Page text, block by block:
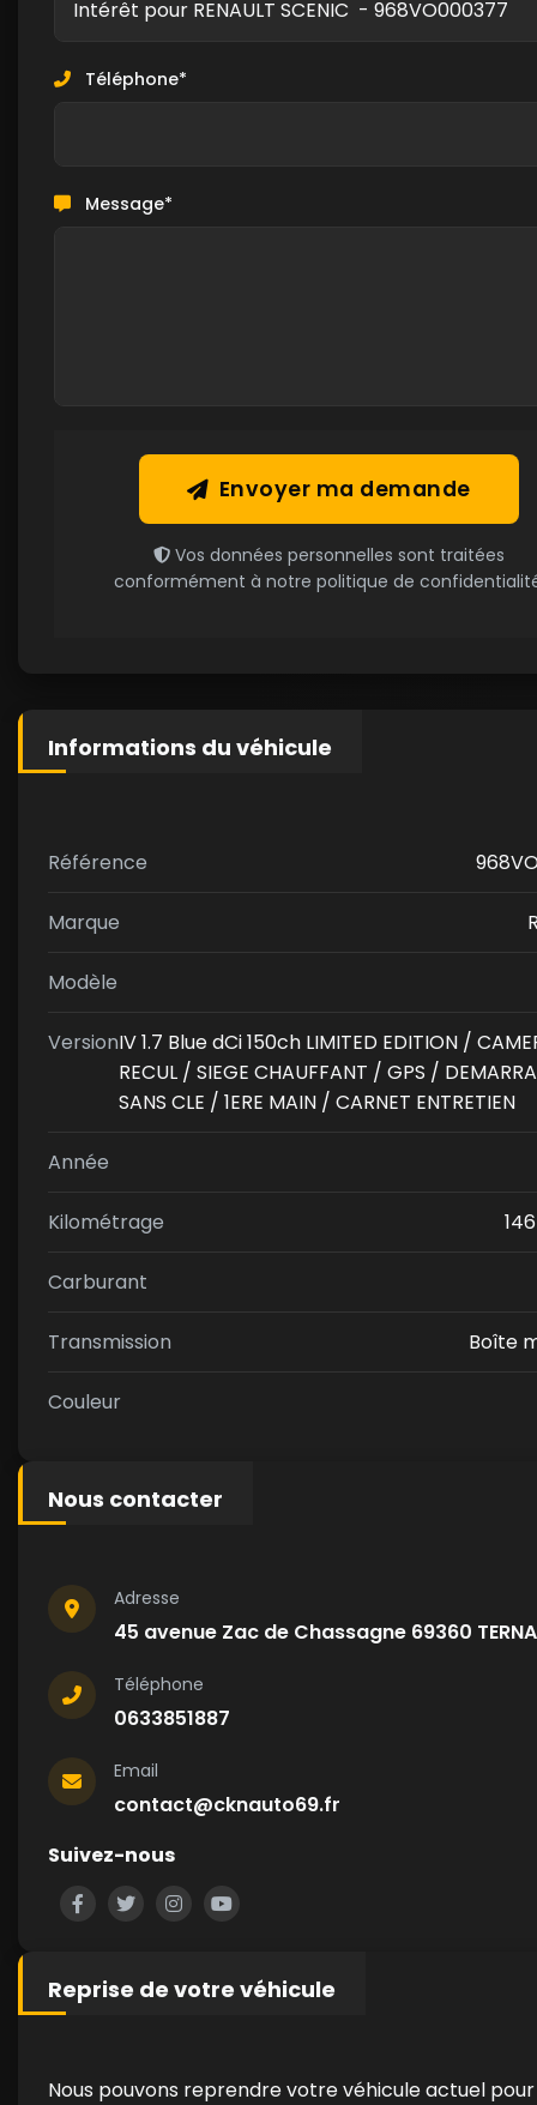
Téléphone*
Message*
Envoyer ma demande
Vos données personnelles sont traitées
conformément à notre politique de
Informations du véhicule
Référence
Marque
Modèle
VersionIV 1.7 Blue dCi 150ch LIMITED EDITION /
RECUL / SIEGE CHAUFFANT / GPS /
SANS CLE / 1ERE MAIN / CARNET ENTRETIEN
Année
Kilométrage
Carburant
Transmission Boîte
Couleur
Nous contacter
Adresse
45 avenue Zac de Chassagne 69360
Téléphone
0633851887
Email
contact@cknauto69.fr
Suivez-nous
Reprise de votre véhicule
Nous pouvons reprendre votre véhicule actuel pour